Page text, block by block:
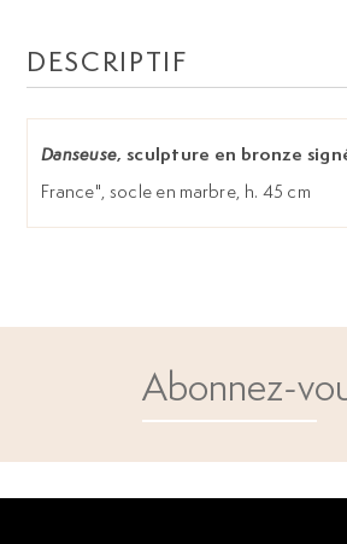
DESCRIPTIF
Danseuse, sculpture en bronze
France", socle en marbre, h. 45 cm
Abonnez-